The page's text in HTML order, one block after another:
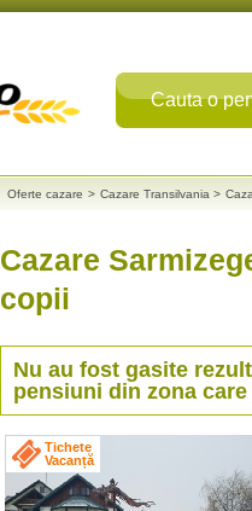
Cauta o
Oferte cazare > Cazare Transilvania >
Cazare
copii
Nu au fost gasite
pensiuni din zona
Tichete
Vacanță